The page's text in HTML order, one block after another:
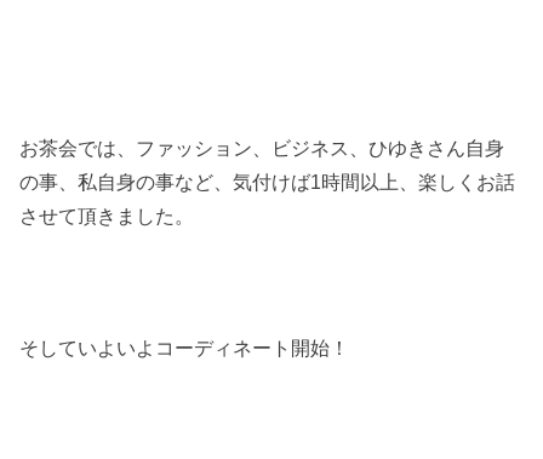
お茶会では、ファッション、ビジネス、ひゆきさん自身
の事、私自身の事など、気付けば1時間以上、楽しくお話
させて頂きました。
そしていよいよコーディネート開始！